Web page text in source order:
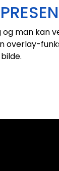
man kan
overlay-